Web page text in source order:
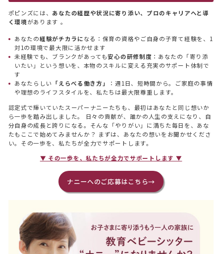
ポピンズには、 あなたの経歴や状況に寄り添い、プロのキャリアへと導
く環境があります 。
あなたの経験がチカラになる：保育の資格やご自身の子育て経験を、1
対1の環境で最大限に活かせます
未経験でも、ブランクがあっても安心の研修制度 ：あなたの「寄り添
いたい」という想いを、本物のスキルに変える充実のサポート体制で
す
あなたらしい 「えらべる働き方」
：週1日、短時間から。ご家庭の事情
や理想のライフスタイルを、私たちは最大限尊重します。
認定式で輝いていたスーパーナニーたちも、最初はあなたと同じ想いか
ら一歩を踏み出しました。 日々の貢献が、誰かの人生の支えになり、自
分自身の成長と誇りになる。そんな「やりがい」に満ちた毎日を、あな
たもここで始めてみませんか？ まずは、あなたの想いをお聞かせくださ
い。その一歩を、私たちが全力でサポートします。
▼ その一歩を、私たちが全力でサポートします ▼
ナニーへのご応募はこちら→